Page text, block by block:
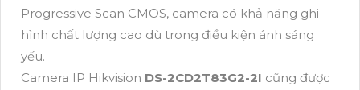
Progressive Scan CMOS, camera có khả năng ghi
hình chất lượng cao dù trong điều kiện ánh sáng
yếu.
Camera IP Hikvision DS-2CD2T83G2-2I cũng được